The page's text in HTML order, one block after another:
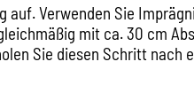
auf. Verwenden Sie
mit ca. 30 cm
Sie diesen Schritt nach